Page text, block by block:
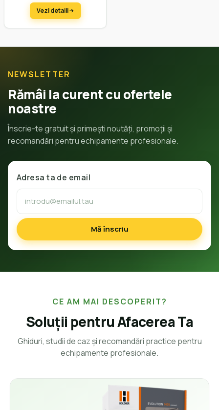
Vezi detalii
NEWSLETTER
Rămâi la curent cu ofertele
noastre
Înscrie-te gratuit și primești noutăți, promoții și
recomandări pentru echipamente profesionale.
Adresa ta de email
Mă înscriu
CE AM MAI DESCOPERIT?
Soluții pentru Afacerea Ta
Ghiduri, studii de caz și recomandări practice pentru
echipamente profesionale.